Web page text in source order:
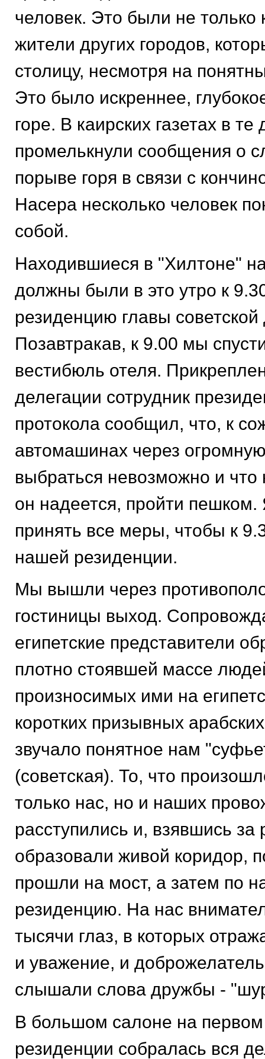
человек. Это были не только
жители других городов,
столицу, несмотря на
Это было искреннее,
горе. В каирских газетах в те
промелькнули сообщения о
порыве горя в связи с
Насера несколько человек
собой.
Находившиеся в "Хилтоне"
должны были в это утро к
резиденцию главы советской
Позавтракав, к 9.00 мы
вестибюль отеля.
делегации сотрудник
протокола сообщил, что, к
автомашинах через
выбраться невозможно и что
он надеется, пройти пешком.
принять все меры, чтобы к
нашей резиденции.
Мы вышли через
гостиницы выход.
египетские представители
плотно стоявшей массе
произносимых ими на
коротких призывных
звучало понятное нам
(советская). То, что
только нас, но и наших
расступились и, взявшись за
образовали живой коридор,
прошли на мост, а затем по
резиденцию. На нас
тысячи глаз, в которых
и уважение, и
слышали слова дружбы -
В большом салоне на
резиденции собралась вся